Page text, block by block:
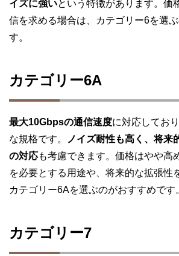
イズに強いという特徴があります。価
信を求める場合は、カテゴリー6を選
す。
カテゴリー6A
最大10Gbpsの通信速度に対応してお
な規格です。
ノイズ耐性も高く、将来
の対応も考慮できます。価格はやや高
を必要とする用途や、将来的な拡張性
カテゴリー6Aを選ぶのがおすすめです
カテゴリー7